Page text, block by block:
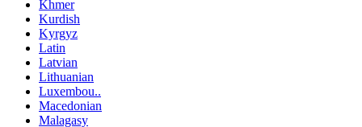
Khmer
Kurdish
Kyrgyz
Latin
Latvian
Lithuanian
Luxembou..
Macedonian
Malagasy